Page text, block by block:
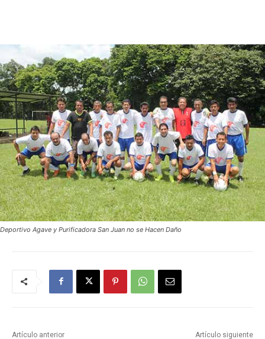
Deportivo Agave y Purificadora San Juan no se Hacen Daño
Artículo anterior Artículo siguiente